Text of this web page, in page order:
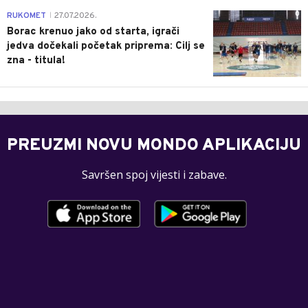
0
RUKOMET 27.07.2026.
Borac krenuo jako od starta, igrači
jedva dočekali početak priprema: Cilj se
zna - titula!
PREUZMI NOVU MONDO APLIKACIJU
Savršen spoj vijesti i zabave.